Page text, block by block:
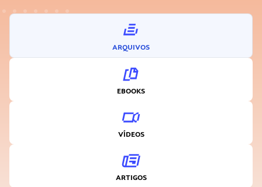
ARQUIVOS
EBOOKS
VÍDEOS
ARTIGOS